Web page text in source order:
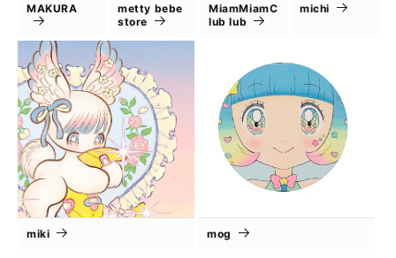
MAKURA
metty bebe
store
MiamMiamC
lub lub
michi
miki mog